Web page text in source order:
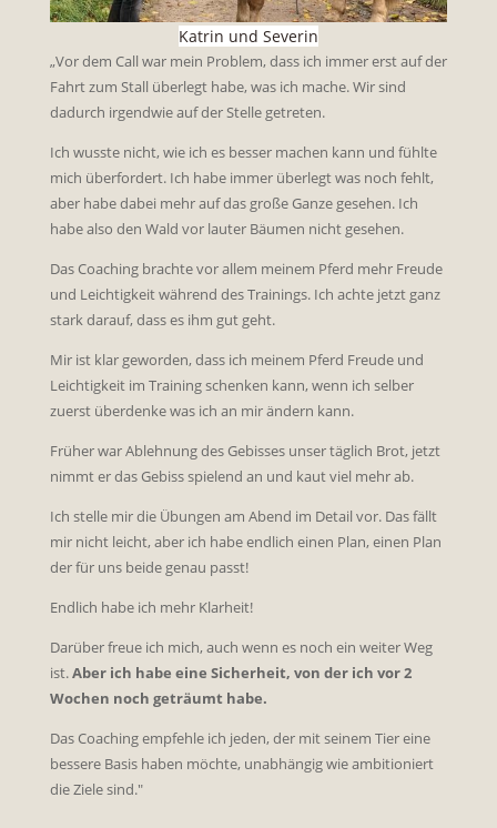
Katrin und Severin
„Vor dem Call war mein Problem, dass ich immer erst auf der
Fahrt zum Stall überlegt habe, was ich mache. Wir sind
dadurch irgendwie auf der Stelle getreten.
Ich wusste nicht, wie ich es besser machen kann und fühlte
mich überfordert. Ich habe immer überlegt was noch fehlt,
aber habe dabei mehr auf das große Ganze gesehen. Ich
habe also den Wald vor lauter Bäumen nicht gesehen.
Das Coaching brachte vor allem meinem Pferd mehr Freude
und Leichtigkeit während des Trainings. Ich achte jetzt ganz
stark darauf, dass es ihm gut geht.
Mir ist klar geworden, dass ich meinem Pferd Freude und
Leichtigkeit im Training schenken kann, wenn ich selber
zuerst überdenke was ich an mir ändern kann.
Früher war Ablehnung des Gebisses unser täglich Brot, jetzt
nimmt er das Gebiss spielend an und kaut viel mehr ab.
Ich stelle mir die Übungen am Abend im Detail vor. Das fällt
mir nicht leicht, aber ich habe endlich einen Plan, einen Plan
der für uns beide genau passt!
Endlich habe ich mehr Klarheit!
Darüber freue ich mich, auch wenn es noch ein weiter Weg
ist.Aber ich habe eine Sicherheit, von der ich vor 2
Wochen noch geträumt habe.
Das Coaching empfehle ich jeden, der mit seinem Tier eine
bessere Basis haben möchte, unabhängig wie ambitioniert
die Ziele sind."